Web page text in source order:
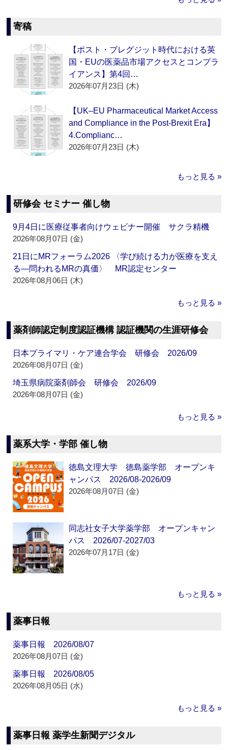
寄稿
【ポスト・ブレグジット時代における英
国・EUの医薬品市場アクセスとコンプラ
イアンス】第4回…
2026年07月23日 (木)
【UK–EU Pharmaceutical Market Access
and Compliance in the Post-Brexit Era】
4.Complianc…
2026年07月23日 (木)
もっと見る »
研修会 セミナー 催し物
9月4日に医療従事者向けウェビナー開催 サクラ精機
2026年08月07日 (金)
21日にMRフォーラム2026 〈学び続ける力が医療を支え
る―問われるMRの真価〉 MR認定センター
2026年08月06日 (木)
もっと見る »
薬剤師認定制度認証機構 認証機関の生涯研修会
日本プライマリ・ケア連合学会 研修会 2026/09
2026年08月07日 (金)
埼玉県病院薬剤師会 研修会 2026/09
2026年08月07日 (金)
もっと見る »
薬系大学・学部 催し物
徳島文理大学 徳島薬学部 オープンキ
ャンパス 2026/08-2026/09
2026年08月07日 (金)
同志社女子大学薬学部 オープンキャン
パス 2026/07-2027/03
2026年07月17日 (金)
もっと見る »
薬事日報
薬事日報 2026/08/07
2026年08月07日 (金)
薬事日報 2026/08/05
2026年08月05日 (水)
もっと見る »
薬事日報 薬学生新聞デジタル